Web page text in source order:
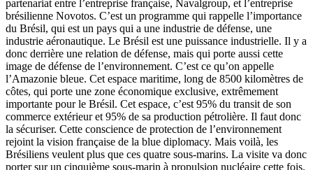
partenariat entre l’entreprise française, Navalgroup, et l’entreprise
brésilienne Novotos. C’est un programme qui rappelle l’importance
du Brésil, qui est un pays qui a une industrie de défense, une
industrie aéronautique. Le Brésil est une puissance industrielle. Il y a
donc derrière une relation de défense, mais qui porte aussi cette
image de défense de l’environnement. C’est ce qu’on appelle
l’Amazonie bleue. Cet espace maritime, long de 8500 kilomètres de
côtes, qui porte une zone économique exclusive, extrêmement
importante pour le Brésil. Cet espace, c’est 95% du transit de son
commerce extérieur et 95% de sa production pétrolière. Il faut donc
la sécuriser. Cette conscience de protection de l’environnement
rejoint la vision française de la blue diplomacy. Mais voilà, les
Brésiliens veulent plus que ces quatre sous-marins. La visite va donc
porter sur un cinquième sous-marin à propulsion nucléaire cette fois.